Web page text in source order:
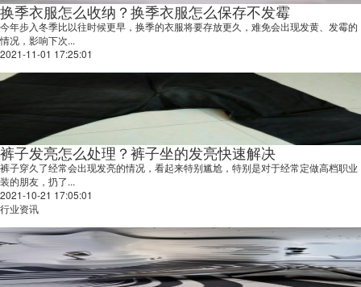
换季衣服怎么收纳？换季衣服怎么保存不发霉
今年步入冬季比以往时候更早，换季的衣服将要存放更久，难免会出现发黄、发霉的
情况，影响下次...
2021-11-01 17:25:01
裤子发亮怎么处理？裤子坐的发亮快速解决
裤子穿久了经常会出现发亮的情况，看起来特别尴尬，特别是对于经常定做高档职业
装的朋友，扔了...
2021-10-21 17:05:01
行业资讯